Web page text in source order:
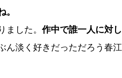
ました。作中で誰一人に対
ん淡く好きだっただろう春